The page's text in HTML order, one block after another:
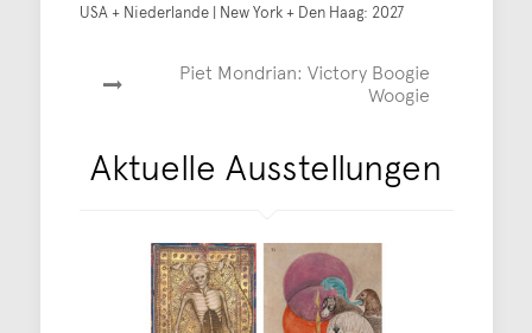
USA + Niederlande | New York + Den Haag: 2027
Piet Mondrian: Victory Boogie
Woogie
Aktuelle Ausstellungen